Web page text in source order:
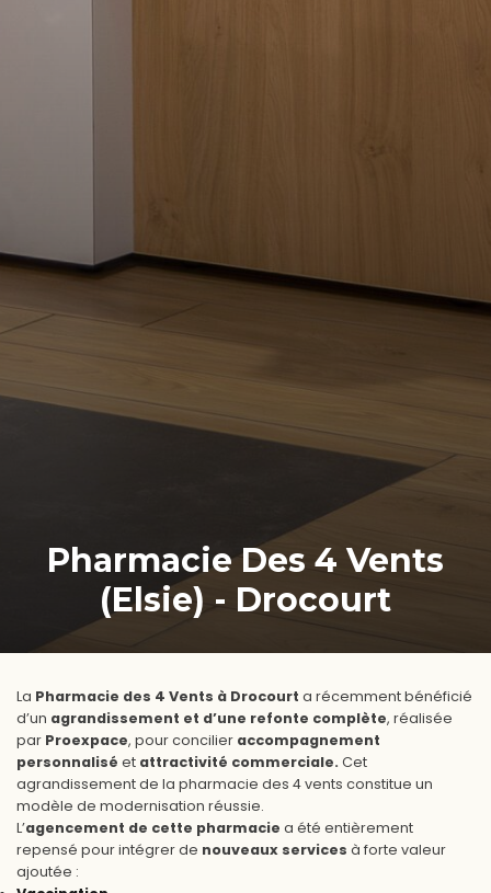
Pharmacie Des 4 Vents
(Elsie) - Drocourt
La Pharmacie des 4 Vents à Drocourt a récemment bénéficié
d’un agrandissement et d’une refonte complète, réalisée
par Proexpace, pour concilier accompagnement
personnalisé et attractivité commerciale. Cet
agrandissement de la pharmacie des 4 vents constitue un
modèle de modernisation réussie.
L’agencement de cette pharmacie a été entièrement
repensé pour intégrer de nouveaux services à forte valeur
ajoutée :